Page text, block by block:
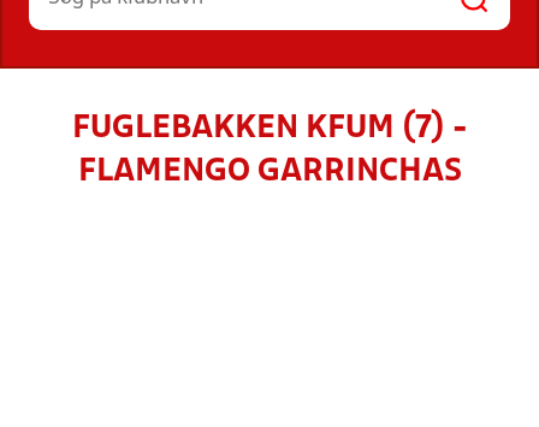
FUGLEBAKKEN KFUM (7) -
FLAMENGO GARRINCHAS